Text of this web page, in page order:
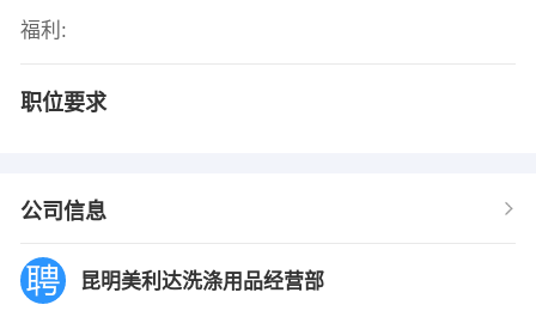
福利:
职位要求
公司信息
昆明美利达洗涤用品经营部